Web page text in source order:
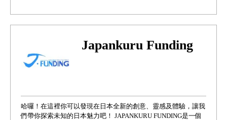
Japankuru Funding
哈囉！在這裡你可以發現在日本全新的創意、靈感及體驗，讓我
們帶你探索未知的日本魅力吧！ JAPANKURU FUNDING是一個